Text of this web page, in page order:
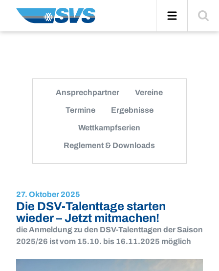
Inhalt
Ansprechpartner Vereine
Termine Ergebnisse
Wettkampfserien
Reglement & Downloads
27. Oktober 2025
Die DSV-Talenttage starten
wieder – Jetzt mitmachen!
die Anmeldung zu den DSV-Talenttagen der Saison
2025/26 ist vom 15.10. bis 16.11.2025 möglich